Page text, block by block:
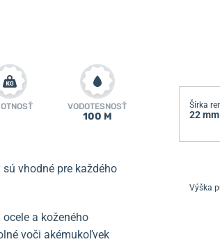
VODOTESNOSŤ
100 M
vhodné pre každého
a koženého
voči akémukoľvek
Šírka
22 mm
Výška